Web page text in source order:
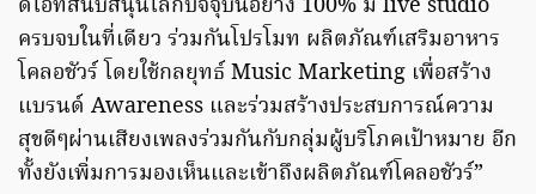
ดิโอที่สนับสนุนโลกปัจจุบันอย่าง 100% มี live studio
ครบจบในที่เดียว ร่วมกันโปรโมท ผลิตภัณฑ์เสริมอาหาร
โคลอชัวร์ โดยใช้กลยุทธ์ Music Marketing เพื่อสร้าง
แบรนด์ Awareness และร่วมสร้างประสบการณ์ความ
สุขดีๆผ่านเสียงเพลงร่วมกันกับกลุ่มผู้บริโภคเป้าหมาย อีก
ทั้งยังเพิ่มการมองเห็นและเข้าถึงผลิตภัณฑ์โคลอชัวร์”